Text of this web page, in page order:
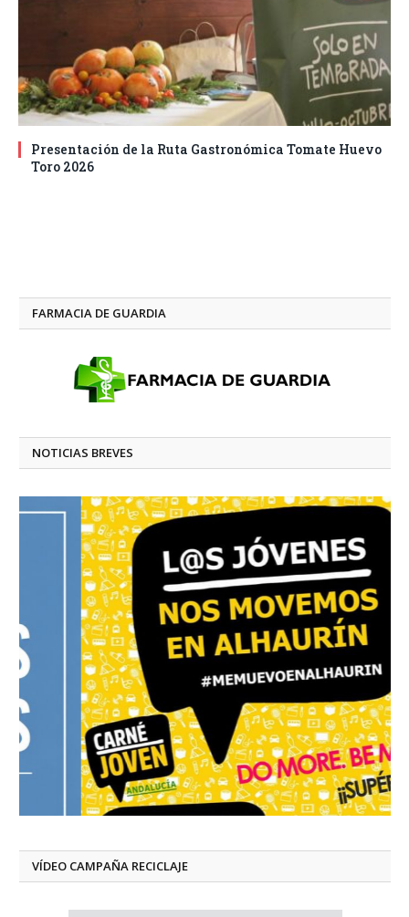
Presentación de la Ruta Gastronómica Tomate Huevo
Toro 2026
FARMACIA DE GUARDIA
NOTICIAS BREVES
VÍDEO CAMPAÑA RECICLAJE